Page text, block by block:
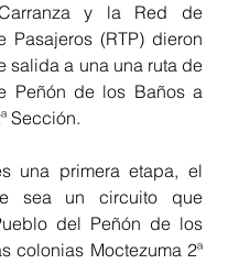
y la Red de
Pasajeros (RTP) dieron
salida a una una ruta de
Peñón de los Baños a
Sección.
sea un circuito que
del Peñón de los
colonias Moctezuma 2ª